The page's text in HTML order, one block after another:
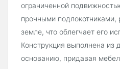
ограниченной
прочными подлокотниками,
земле, что облегчает его
Конструкция выполнена
основанию, придавая